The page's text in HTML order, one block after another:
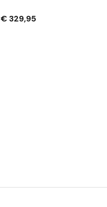
30 Min Vliegtijd – Brushless
€ 329,95